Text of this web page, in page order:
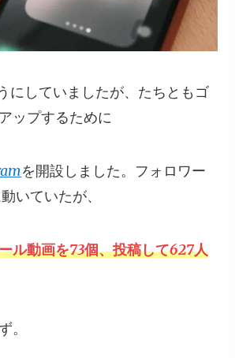
にしていましたが、たちともゴ
ップするために
を開設しました。フォロワー
いていたが、
ル動画を73個、投稿して627人
。